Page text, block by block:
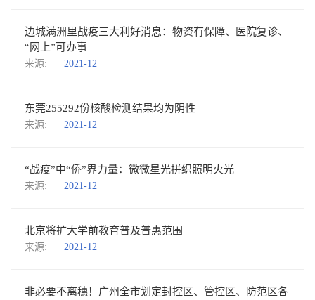
边城满洲里战疫三大利好消息：物资有保障、医院复诊、
“网上”可办事
来源: 2021-12
东莞255292份核酸检测结果均为阴性
来源: 2021-12
“战疫”中“侨”界力量：微微星光拼织照明火光
来源: 2021-12
北京将扩大学前教育普及普惠范围
来源: 2021-12
非必要不离穗！广州全市划定封控区、管控区、防范区各